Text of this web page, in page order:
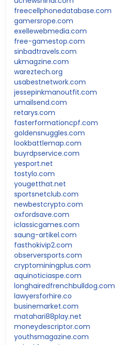
freecellphonedatabase.com
gamersrope.com
exellewebmedia.com
free-gamestop.com
sinbadtravels.com
ukmagzine.com
wareztech.org
usabestnetwork.com
jessepinkmanoutfit.com
umailsend.com
retarys.com
fasterformationcpf.com
goldensnuggles.com
lookbattlemap.com
buyrdpservice.com
yesport.net
tostylo.com
yougetthat.net
sportsnetclub.com
newbestcrypto.com
oxfordsave.com
iclassicgames.com
saung-artikel.com
fasthokivip2.com
observersports.com
cryptominingplus.com
aquinoticiaspe.com
longhairedfrenchbulldog.com
lawyersforhire.co
businemarket.com
matahari88play.net
moneydescriptor.com
youthsmagazine.com